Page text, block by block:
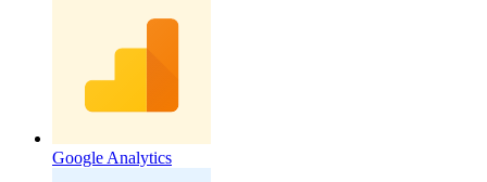
Google Analytics